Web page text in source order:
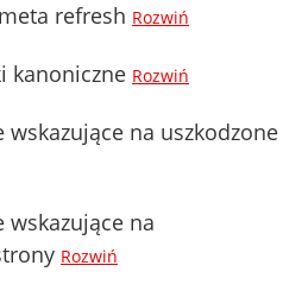
refresh Rozwiń
kanoniczne Rozwiń
wskazujące na uszkodzone
wskazujące na
Rozwiń